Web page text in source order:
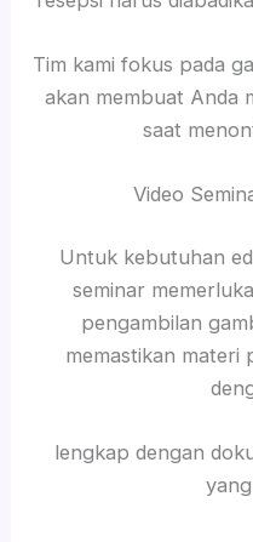
Tim kami fokus pada
akan membuat Anda
saat
Video
Untuk kebutuhan
seminar
pengambilan
memastikan materi
lengkap dengan